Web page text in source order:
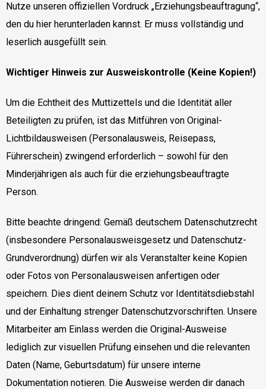
Nutze unseren offiziellen Vordruck „Erziehungsbeauftragung“,
den du hier herunterladen kannst. Er muss vollständig und
leserlich ausgefüllt sein.
Wichtiger Hinweis zur Ausweiskontrolle (Keine Kopien!)
Um die Echtheit des Muttizettels und die Identität aller
Beteiligten zu prüfen, ist das Mitführen von Original-
Lichtbildausweisen (Personalausweis, Reisepass,
Führerschein) zwingend erforderlich – sowohl für den
Minderjährigen als auch für die erziehungsbeauftragte
Person.
Bitte beachte dringend: Gemäß deutschem Datenschutzrecht
(insbesondere Personalausweisgesetz und Datenschutz-
Grundverordnung) dürfen wir als Veranstalter keine Kopien
oder Fotos von Personalausweisen anfertigen oder
speichern. Dies dient deinem Schutz vor Identitätsdiebstahl
und der Einhaltung strenger Datenschutzvorschriften. Unsere
Mitarbeiter am Einlass werden die Original-Ausweise
lediglich zur visuellen Prüfung einsehen und die relevanten
Daten (Name, Geburtsdatum) für unsere interne
Dokumentation notieren. Die Ausweise werden dir danach